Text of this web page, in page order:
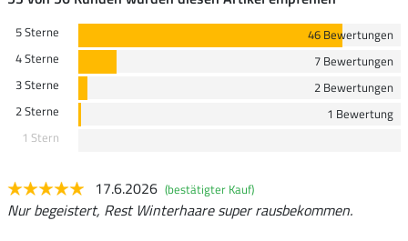
5 Sterne
46 Bewertungen
4 Sterne
7 Bewertungen
3 Sterne
2 Bewertungen
2 Sterne
1 Bewertung
1 Stern
17.6.2026 (bestätigter Kauf)
Nur begeistert, Rest Winterhaare super rausbekommen.